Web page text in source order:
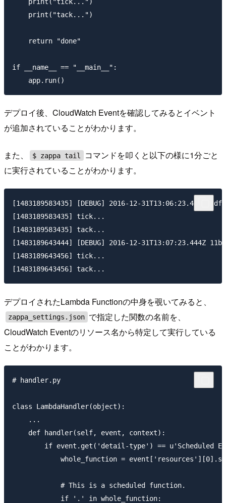
    print("tack...")
    return "done"
if __name__ == "__main__":
デプロイ後、CloudWatch Eventを確認してみるとイベント
が追加されていることがわかります。
また、 $ zappa tail
コマンドを叩くと以下の様に1分ごと
に実行されていることがわかります。
[1483189583435] [DEBUG] 2016-12-
[1483189583435] tick...
[1483189583435] tack...
[1483189643444] [DEBUG] 2016-12-
[1483189643456] tick...
デプロイされたLambda Functionの中身を覗いてみると、
zappa_settings.json で指定した関数の名前を、
CloudWatch Eventのリソース名から特定して実行している
ことがわかります。
# handler.py
class LambdaHandler(object):
    ...
    def handler(self, event, context):
if event.get('detail-type') == u'Scheduled
whole_function =
            # This is a scheduled function.
            if '.' in whole_function: